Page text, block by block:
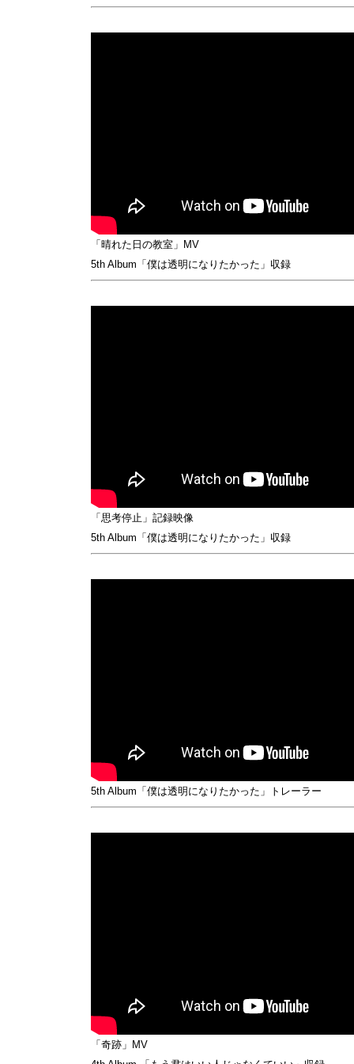
「晴れた日の教室」MV
5th Album「僕は透明になりたかった」収録
「思考停止」記録映像
5th Album「僕は透明になりたかった」収録
5th Album「僕は透明になりたかった」トレーラー
「奇跡」MV